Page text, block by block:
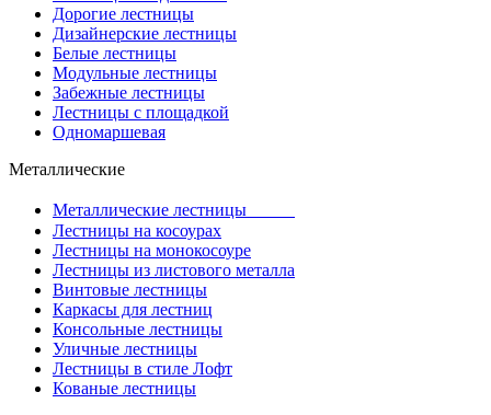
Дорогие лестницы
Дизайнерские лестницы
Белые лестницы
Модульные лестницы
Забежные лестницы
Лестницы с площадкой
Одномаршевая
Металлические
Металлические лестницы
Лестницы на косоурах
Лестницы на монокосоуре
Лестницы из листового металла
Винтовые лестницы
Каркасы для лестниц
Консольные лестницы
Уличные лестницы
Лестницы в стиле Лофт
Кованые лестницы